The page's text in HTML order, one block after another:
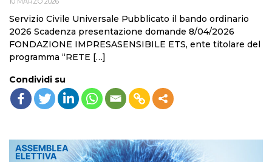
Servizio Civile Universale Pubblicato il bando ordinario
2026 Scadenza presentazione domande 8/04/2026
FONDAZIONE IMPRESASENSIBILE ETS, ente titolare del
programma “RETE […]
Condividi su